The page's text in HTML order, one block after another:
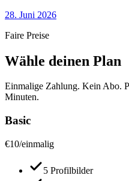
28. Juni 2026
Faire Preise
Wähle deinen Plan
Einmalige Zahlung. Kein Abo.
Minuten.
Basic
€10/einmalig
5 Profilbilder